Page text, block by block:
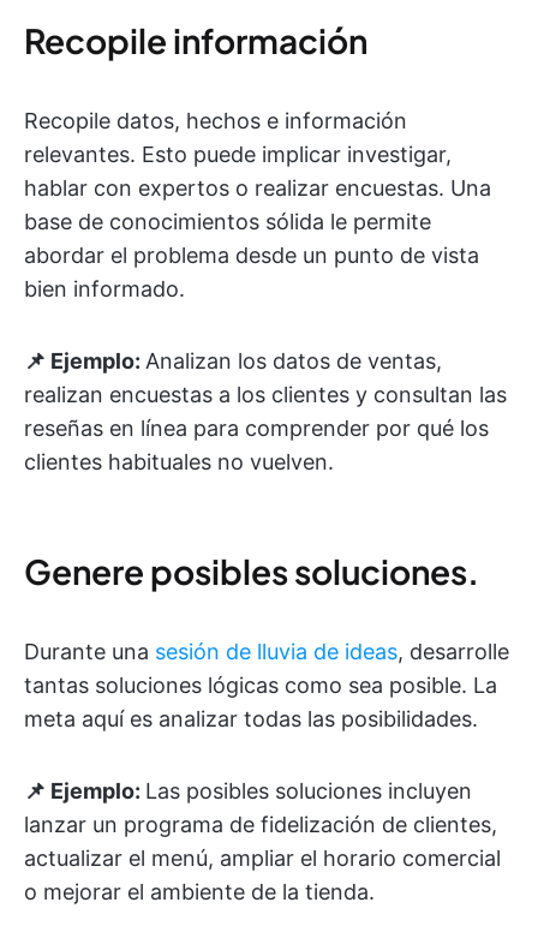
Recopile información
Recopile datos, hechos e información
relevantes. Esto puede implicar investigar,
hablar con expertos o realizar encuestas. Una
base de conocimientos sólida le permite
abordar el problema desde un punto de vista
bien informado.
📌 Ejemplo: Analizan los datos de ventas,
realizan encuestas a los clientes y consultan las
reseñas en línea para comprender por qué los
clientes habituales no vuelven.
Genere posibles soluciones.
Durante una sesión de lluvia de ideas, desarrolle
tantas soluciones lógicas como sea posible. La
meta aquí es analizar todas las posibilidades.
📌 Ejemplo: Las posibles soluciones incluyen
lanzar un programa de fidelización de clientes,
actualizar el menú, ampliar el horario comercial
o mejorar el ambiente de la tienda.